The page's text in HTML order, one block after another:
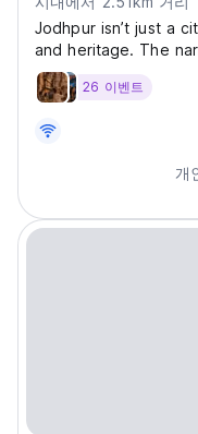
Jodhpur isn’t just a
and heritage. The
with the laughter of
Fort narrates tales of
26 이벤트
개